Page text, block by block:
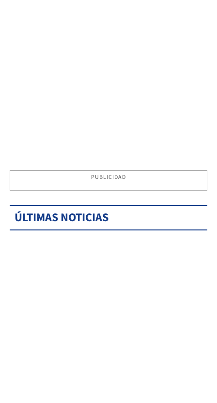
PUBLICIDAD
ÚLTIMAS NOTICIAS